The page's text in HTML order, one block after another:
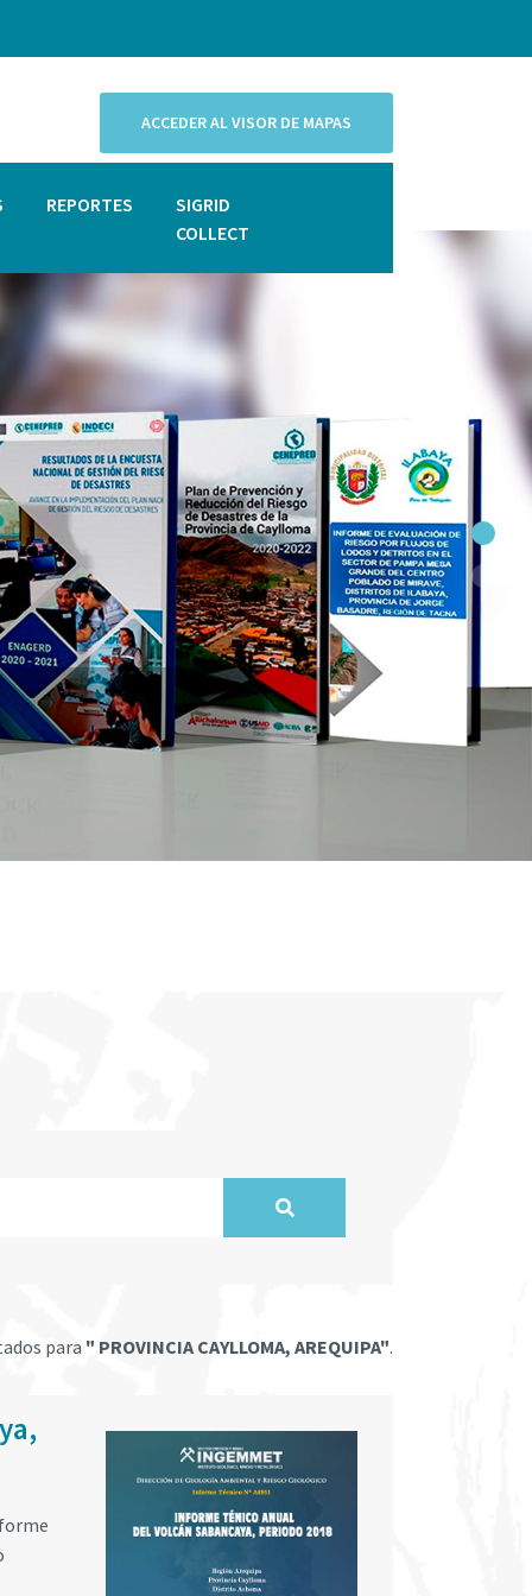
ACCEDER AL VISOR DE MAPAS
REPORTES
SIGRID
COLLECT
para " PROVINCIA CAYLLOMA, AREQUIPA".